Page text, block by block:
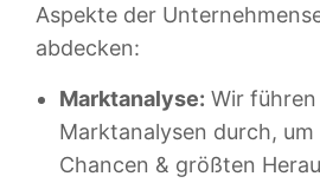
Aspekte der
abdecken:
Marktanalyse: Wir
Marktanalysen durch, um
Chancen & größten